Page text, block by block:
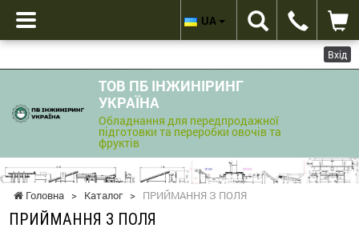
Вхід
ТОВ ПБ ІНЖИНІРИНГ
УКРАЇНА
Обладнання для передпродажної
підготовки та переробки овочів та
фруктів
UA
Головна > Каталог > ПРИЙМАННЯ З ПОЛЯ
ПРИЙМАННЯ З ПОЛЯ